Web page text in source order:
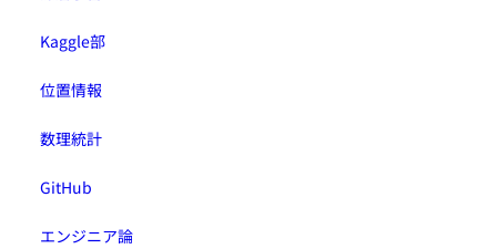
Kaggle部
位置情報
数理統計
GitHub
エンジニア論